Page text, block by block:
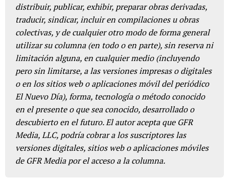
distribuir, publicar, exhibir, preparar obras derivadas,
traducir, sindicar, incluir en compilaciones u obras
colectivas, y de cualquier otro modo de forma general
utilizar su columna (en todo o en parte), sin reserva ni
limitación alguna, en cualquier medio (incluyendo
pero sin limitarse, a las versiones impresas o digitales
o en los sitios web o aplicaciones móvil del periódico
El Nuevo Día), forma, tecnología o método conocido
en el presente o que sea conocido, desarrollado o
descubierto en el futuro. El autor acepta que GFR
Media, LLC, podría cobrar a los suscriptores las
versiones digitales, sitios web o aplicaciones móviles
de GFR Media por el acceso a la columna.